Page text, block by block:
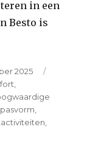
in een
Besto is
2025
pasvorm